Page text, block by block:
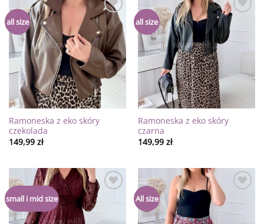
all size
Dodaj
do
listy
życzeń
Ramoneska z eko skóry
czekolada
149,99 zł
all size
Dodaj
listy
życzeń
Ramoneska z eko skóry
czarna
149,99 zł
small i mid size All size